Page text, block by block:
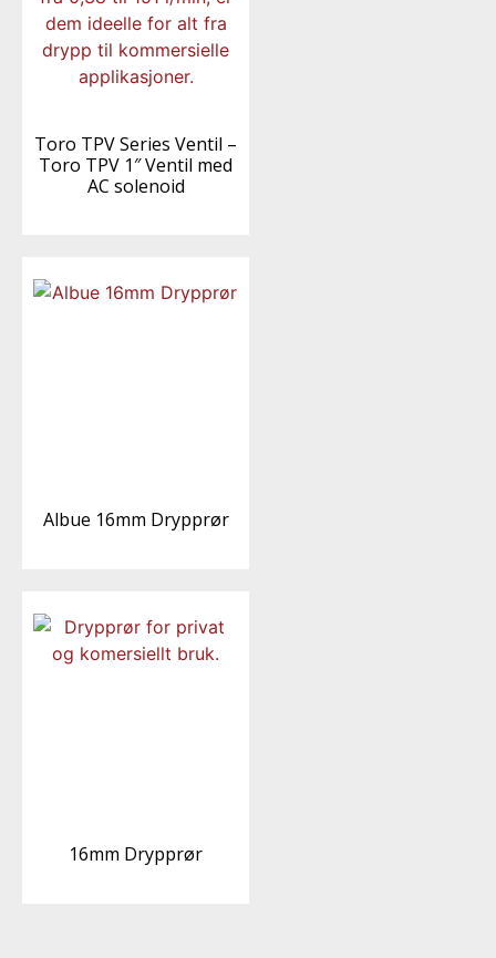
Toro TPV Series Ventil –
Toro TPV 1″ Ventil med
AC solenoid
Albue 16mm Drypprør
16mm Drypprør